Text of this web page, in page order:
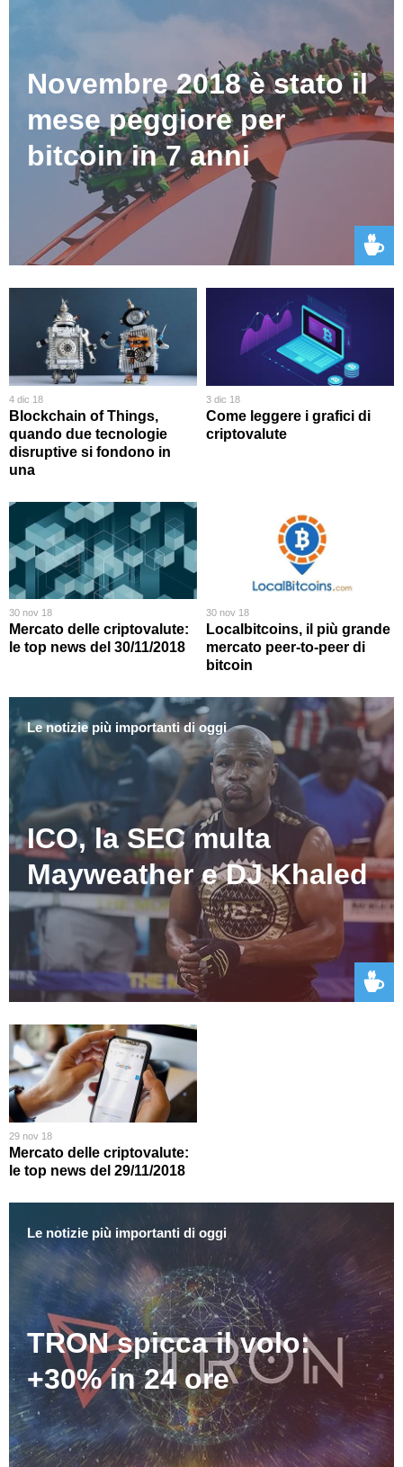
Novembre 2018 è stato il
mese peggiore per
bitcoin in 7 anni
4 dic 18
Blockchain of Things,
quando due tecnologie
disruptive si fondono in
una
3 dic 18
Come leggere i grafici di
criptovalute
30 nov 18
Mercato delle criptovalute:
le top news del 30/11/2018
30 nov 18
Localbitcoins, il più grande
mercato peer-to-peer di
bitcoin
Le notizie più importanti di oggi
ICO, la SEC multa
Mayweather e DJ Khaled
29 nov 18
Mercato delle criptovalute:
le top news del 29/11/2018
Le notizie più importanti di oggi
TRON spicca il volo:
+30% in 24 ore